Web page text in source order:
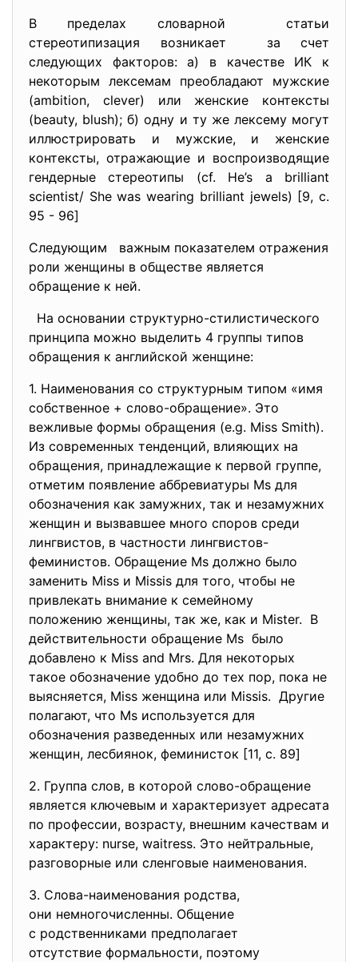
В пределах словарной статьи
стереотипизация возникает за счет
следующих факторов: а) в качестве ИК к
некоторым лексемам преобладают мужские
(ambition, clever) или женские контексты
(beauty, blush); б) одну и ту же лексему могут
иллюстрировать и мужские, и женские
контексты, отражающие и воспроизводящие
гендерные стереотипы (cf. He’s a brilliant
scientist/ She was wearing brilliant jewels) [9, c.
95 - 96]
Следующим важным показателем отражения
роли женщины в обществе является
обращение к ней.
На основании структурно-стилистического
принципа можно выделить 4 группы типов
обращения к английской женщине:
1. Наименования со структурным типом «имя
собственное + слово-обращение». Это
вежливые формы обращения (e.g. Мiss Smith).
Из современных тенденций, влияющих на
обращения, принадлежащие к первой группе,
отметим появление аббревиатуры Мs для
обозначения как замужних, так и незамужних
женщин и вызвавшее много споров среди
лингвистов, в частности лингвистов-
феминистов. Обращение Мs должно было
заменить Мiss и Missis для того, чтобы не
привлекать внимание к семейному
положению женщины, так же, как и Мister. В
действительности обращение Мs было
добавлено к Мiss and Mrs. Для некоторых
такое обозначение удобно до тех пор, пока не
выясняется, Мiss женщина или Мissis. Другие
полагают, что Мs используется для
обозначения разведенных или незамужних
женщин, лесбиянок, феминисток [11, c. 89]
2. Группа слов, в которой слово-обращение
является ключевым и характеризует адресата
по профессии, возрасту, внешним качествам и
характеру: nurse, waitress. Это нейтральные,
разговорные или сленговые наименования.
3. Слова-наименования родства,
они немногочисленны. Общение
с родственниками предполагает
отсутствие формальности, поэтому